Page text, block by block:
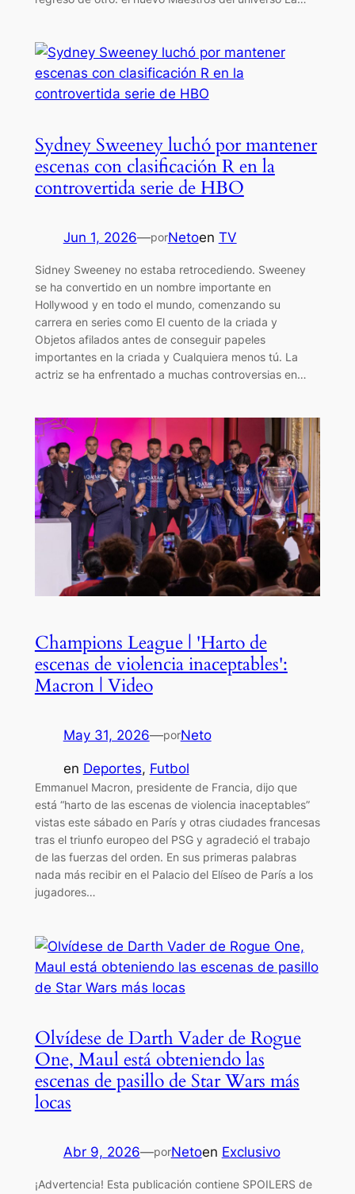
Sydney Sweeney luchó por mantener
escenas con clasificación R en la
controvertida serie de HBO
Jun 1, 2026—porNetoen TV
Sidney Sweeney no estaba retrocediendo. Sweeney
se ha convertido en un nombre importante en
Hollywood y en todo el mundo, comenzando su
carrera en series como El cuento de la criada y
Objetos afilados antes de conseguir papeles
importantes en la criada y Cualquiera menos tú. La
actriz se ha enfrentado a muchas controversias en…
Champions League | 'Harto de
escenas de violencia inaceptables':
Macron | Video
May 31, 2026—porNeto
en Deportes, Futbol
Emmanuel Macron, presidente de Francia, dijo que
está “harto de las escenas de violencia inaceptables”
vistas este sábado en París y otras ciudades francesas
tras el triunfo europeo del PSG y agradeció el trabajo
de las fuerzas del orden. En sus primeras palabras
nada más recibir en el Palacio del Elíseo de París a los
jugadores…
Olvídese de Darth Vader de Rogue
One, Maul está obteniendo las
escenas de pasillo de Star Wars más
locas
Abr 9, 2026—porNetoen Exclusivo
¡Advertencia! Esta publicación contiene SPOILERS de